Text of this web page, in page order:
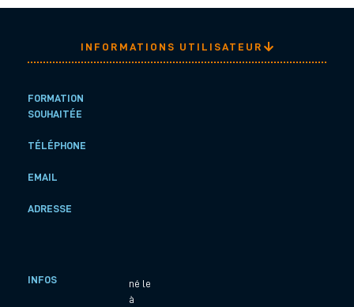
INFORMATIONS UTILISATEUR
FORMATION
SOUHAITÉE
TÉLÉPHONE
EMAIL
ADRESSE
INFOS
né le
à